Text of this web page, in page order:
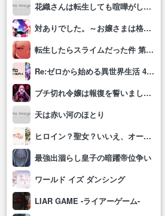
花織さんは転生しても喧嘩がしたい
対ありでした。～お嬢さまは格闘ゲームなんてしない～
転生したらスライムだった件 第4期
Re:ゼロから始める異世界生活 4th season
ブチ切れ令嬢は報復を誓いました。 ～魔導書の力で祖国を叩き潰します～
天は赤い河のほとり
ヒロイン？聖女？いいえ、オールワークスメイドです(誇)！
最強出涸らし皇子の暗躍帝位争い
ワールド イズ ダンシング
LIAR GAME -ライアーゲーム-